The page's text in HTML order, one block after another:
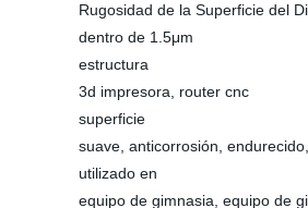
Rugosidad de la Superficie del
dentro de 1.5μm
estructura
3d impresora, router cnc
superficie
suave, anticorrosión,
utilizado en
equipo de gimnasia, equipo de